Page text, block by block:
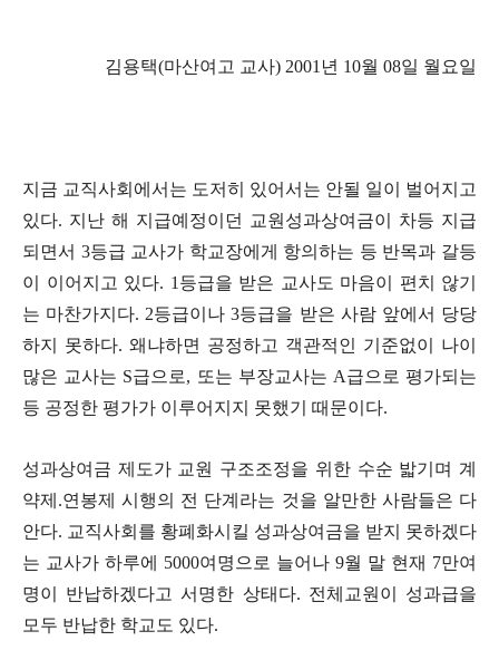
김용택(마산여고 교사) 2001년 10월 08일 월요일
지금 교직사회에서는 도저히 있어서는 안될 일이 벌어지고
있다. 지난 해 지급예정이던 교원성과상여금이 차등 지급
되면서 3등급 교사가 학교장에게 항의하는 등 반목과 갈등
이 이어지고 있다. 1등급을 받은 교사도 마음이 편치 않기
는 마찬가지다. 2등급이나 3등급을 받은 사람 앞에서 당당
하지 못하다. 왜냐하면 공정하고 객관적인 기준없이 나이
많은 교사는 S급으로, 또는 부장교사는 A급으로 평가되는
등 공정한 평가가 이루어지지 못했기 때문이다.
성과상여금 제도가 교원 구조조정을 위한 수순 밟기며 계
약제.연봉제 시행의 전 단계라는 것을 알만한 사람들은 다
안다. 교직사회를 황폐화시킬 성과상여금을 받지 못하겠다
는 교사가 하루에 5000여명으로 늘어나 9월 말 현재 7만여
명이 반납하겠다고 서명한 상태다. 전체교원이 성과급을
모두 반납한 학교도 있다.